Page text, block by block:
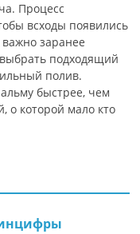
Процесс
всходы появились
заранее
выбрать подходящий
полив.
быстрее, чем
о которой мало кто